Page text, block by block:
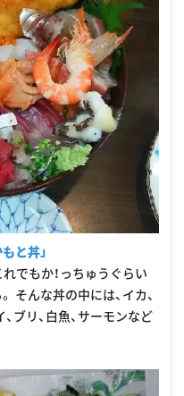
と丼」
でもか！っちゅうぐらい
そんな丼の中には、イカ、
、ブリ、白魚、サーモンなど